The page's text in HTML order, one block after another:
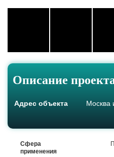
Описание
Адрес объекта
Москва
Сфера
применения